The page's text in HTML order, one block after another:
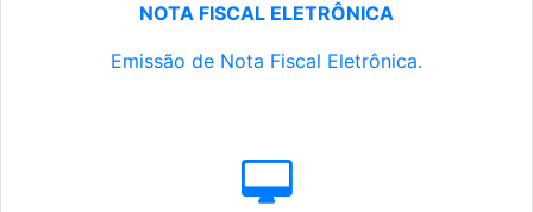
NOTA FISCAL ELETRÔNICA
Emissão de Nota Fiscal Eletrônica.